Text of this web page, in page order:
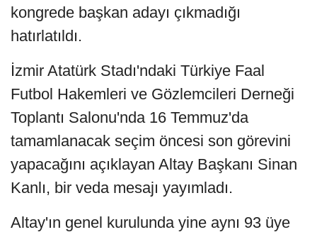
kongrede başkan adayı çıkmadığı
hatırlatıldı.
İzmir Atatürk Stadı'ndaki Türkiye Faal
Futbol Hakemleri ve Gözlemcileri Derneği
Toplantı Salonu'nda 16 Temmuz'da
tamamlanacak seçim öncesi son görevini
yapacağını açıklayan Altay Başkanı Sinan
Kanlı, bir veda mesajı yayımladı.
Altay'ın genel kurulunda yine aynı 93 üye